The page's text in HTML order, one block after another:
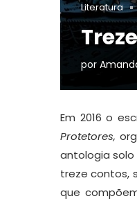
Literatura
por
Em 2016 o
Protetores,
antologia
treze contos,
que